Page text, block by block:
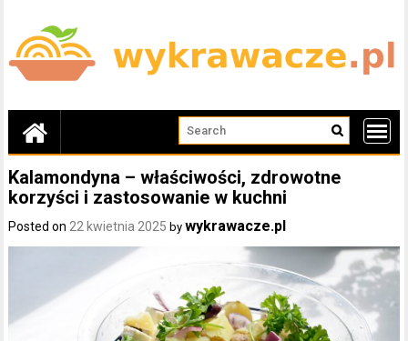
content
Kalamondyna – właściwości, zdrowotne
korzyści i zastosowanie w kuchni
Posted on 22 kwietnia 2025 bywykrawacze.pl